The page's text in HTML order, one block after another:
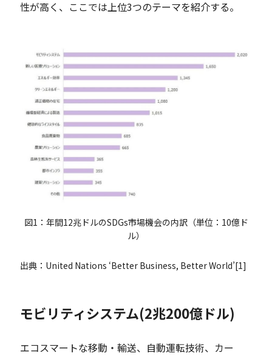
性が高く、ここでは上位3つのテーマを紹介する。
図1：年間12兆ドルのSDGs市場機会の内訳（単位：10億ド
ル）
出典：United Nations ‘Better Business, Better World’[1]
モビリティシステム(2兆200億ドル)
エコスマートな移動・輸送、自動運転技術、カー